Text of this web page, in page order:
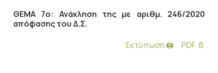
ΘΕΜΑ 7ο: Ανάκληση της με αριθμ. 246/2020
απόφασης του Δ.Σ.
Εκτύπωση 🖨
PDF 📄